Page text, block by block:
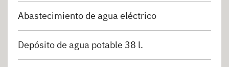
Abastecimiento de agua eléctrico
Depósito de agua potable 38 l.